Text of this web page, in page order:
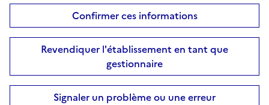
Confirmer ces informations
Revendiquer l'établissement en tant que
gestionnaire
Signaler un problème ou une erreur